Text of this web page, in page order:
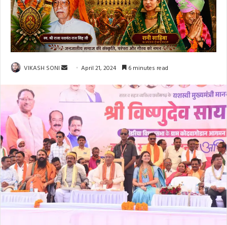
VIKASH SONI
Send
email
April 21, 2024 6 minutes read